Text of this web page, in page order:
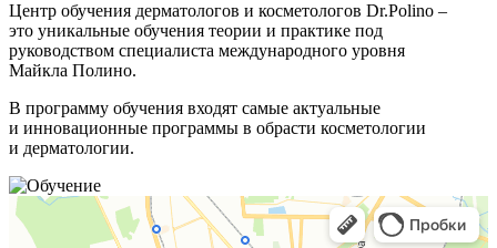
Центр обучения дерматологов и косметологов Dr.Polino –
это уникальные обучения теории и практике под
руководством специалиста международного уровня
Майкла Полино.
В программу обучения входят самые актуальные
и инновационные программы в обрасти косметологии
и дерматологии.